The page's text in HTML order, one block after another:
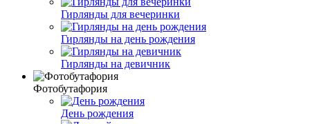
Гирлянды для вечеринки
Гирлянды на день рождения
Гирлянды на девичник
Фотобутафория
День рождения